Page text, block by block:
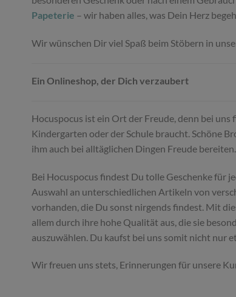
Papeterie – wir haben alles, was Dein Herz
Wir wünschen Dir viel Spaß beim Stöbern in
Ein Onlineshop, der Dich verzaubert
Hocuspocus ist ein Ort der Freude, denn bei uns
Kindergarten oder der Schule braucht. Schöne
ihm auch bei alltäglichen Dingen Freude bereiten.
Bei Hocuspocus findest Du tolle Geschenke für
Auswahl an unterschiedlichen Artikeln von
vorhanden, die Du sonst nirgends findest. Mit
allem durch ihre hohe Qualität aus, die sie
auszuwählen. Du kaufst bei uns somit nicht nur
Wir freuen uns stets, Erinnerungen für unsere